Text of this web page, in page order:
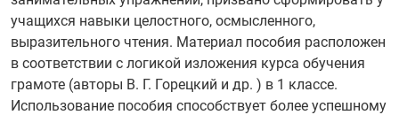
учащихся навыки целостного, осмысленного,
выразительного чтения. Материал пособия расположен
в соответствии с логикой изложения курса обучения
грамоте (авторы В. Г. Горецкий и др. ) в 1 классе.
Использование пособия способствует более успешному